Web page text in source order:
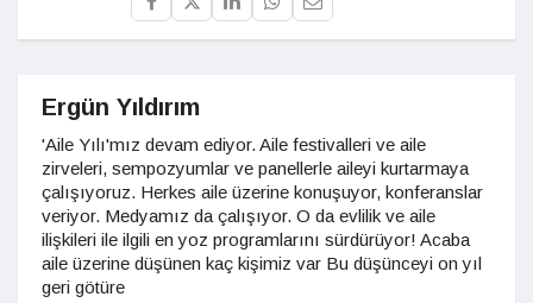
Ergün Yıldırım
'Aile Yılı'mız devam ediyor. Aile festivalleri ve aile
zirveleri, sempozyumlar ve panellerle aileyi kurtarmaya
çalışıyoruz. Herkes aile üzerine konuşuyor, konferanslar
veriyor. Medyamız da çalışıyor. O da evlilik ve aile
ilişkileri ile ilgili en yoz programlarını sürdürüyor! Acaba
aile üzerine düşünen kaç kişimiz var Bu düşünceyi on yıl
geri götüre